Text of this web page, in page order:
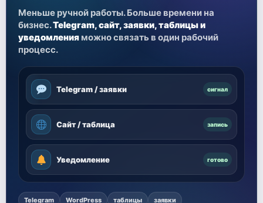
Меньше ручной работы. Больше времени на
бизнес.Telegram, сайт, заявки, таблицы и
уведомления можно связать в один рабочий
процесс.
Telegram / заявки сигнал
Сайт / таблица запись
Уведомление готово
Telegram WordPress таблицы заявки